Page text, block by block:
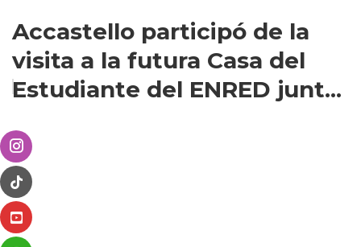
Accastello participó de la
visita a la futura Casa del
Estudiante del ENRED junt...